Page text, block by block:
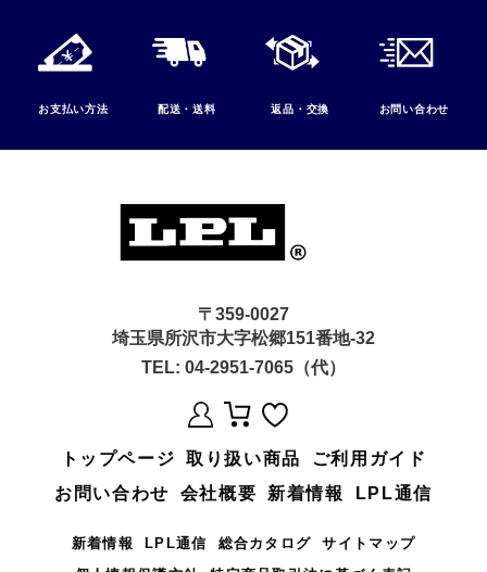
お支払い方法 配送・送料 返品・交換 お問い合わせ
〒359-0027
埼玉県所沢市大字松郷151番地-32
TEL: 04-2951-7065（代）
トップページ 取り扱い商品
ご利用ガイド
お問い合わせ
会社概要 新着情報 LPL通信
新着情報 LPL通信 総合カタログ
サイトマップ